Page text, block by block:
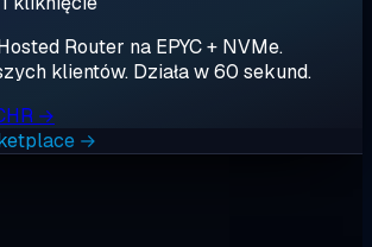
Router na EPYC + NVMe.
klientów. Działa w 60 sekund.
→
→